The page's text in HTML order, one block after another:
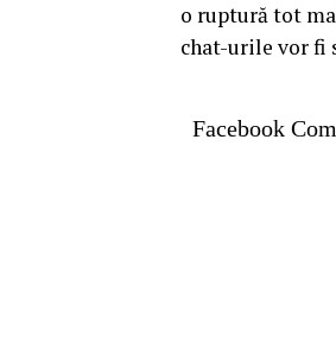
o ruptură tot
chat-urile vor fi
Facebook